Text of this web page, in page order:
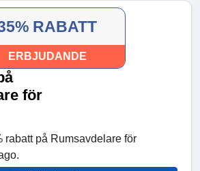
RABATT
ERBJUDANDE
för
rabatt på Rumsavdelare för